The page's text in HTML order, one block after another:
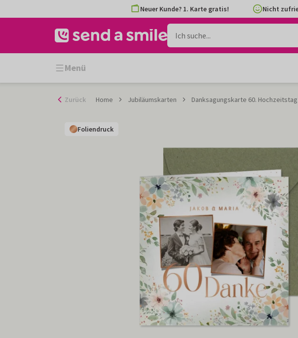
Inhalt
Neuer Kunde? 1. Karte gratis! Nicht
Menü
Zurück Home Jubiläumskarten Danksagungskarte 60.
Foliendruck
Foliendruck
Foliendruck
Foliendruck
Foliendruck